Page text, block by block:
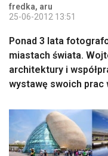
fredka, aru
25-06-2012 13:51
Ponad 3 lata
miastach świata.
architektury i
wystawę swoich prac